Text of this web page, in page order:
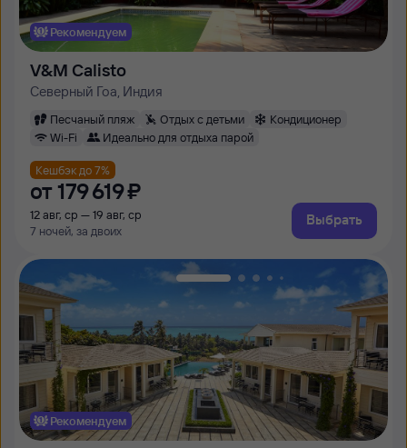
Рекомендуем
V&M Calisto
Северный Гоа, Индия
Песчаный пляж Отдых с детьми
Кондиционер
Wi-Fi
Идеально для отдыха парой
Кешбэк до 7%
от 179 ⁠619 ⁠₽
12 авг, ср — 19 авг, ср
7 ночей, за двоих
Выбрать
Рекомендуем